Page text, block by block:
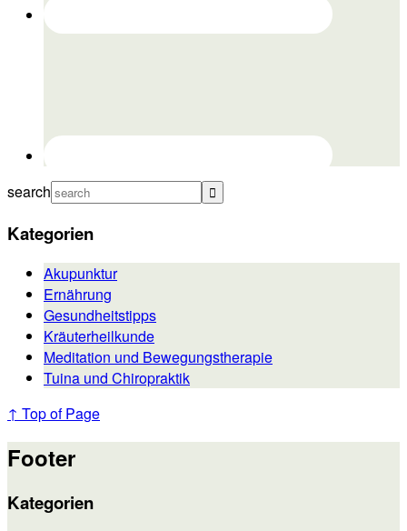
search
Kategorien
Akupunktur
Ernährung
Gesundheitstipps
Kräuterheilkunde
Meditation und Bewegungstherapie
Tuina und Chiropraktik
↑ Top of Page
Footer
Kategorien